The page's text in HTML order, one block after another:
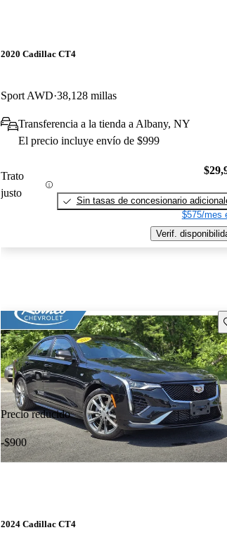
2020 Cadillac CT4
Sport AWD 38,128 millas
Transferencia a la tienda a Albany, NY
El precio incluye envío de $999
Trato
justo
Sin tasas de concesionario
$575/mes
Verif.
Precio reducido
-$900
2024 Cadillac CT4